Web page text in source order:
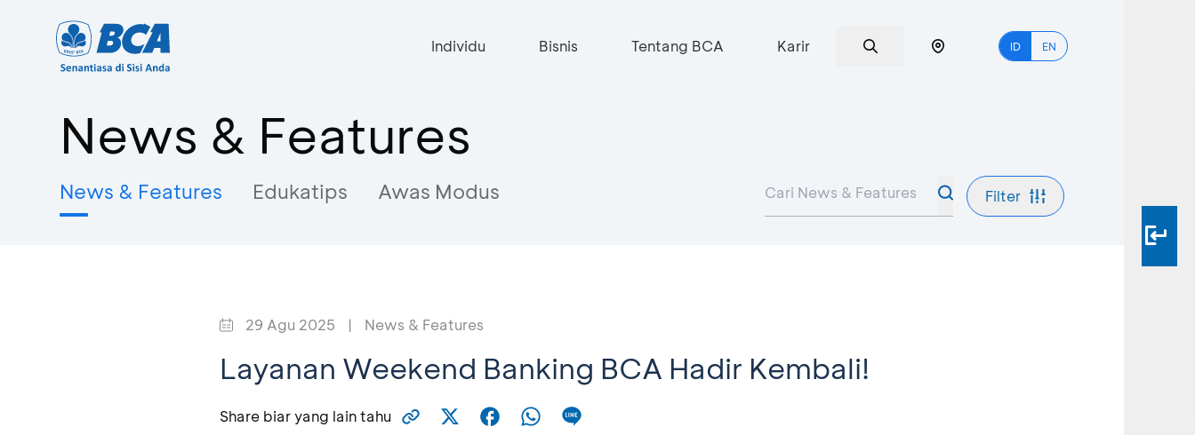
Individu Bisnis Tentang BCA Karir ID EN
News & Features
News & Features Edukatips Awas Modus Filter
29 Agu 2025 | News & Features
Layanan Weekend Banking BCA Hadir Kembali!
Share biar yang lain tahu